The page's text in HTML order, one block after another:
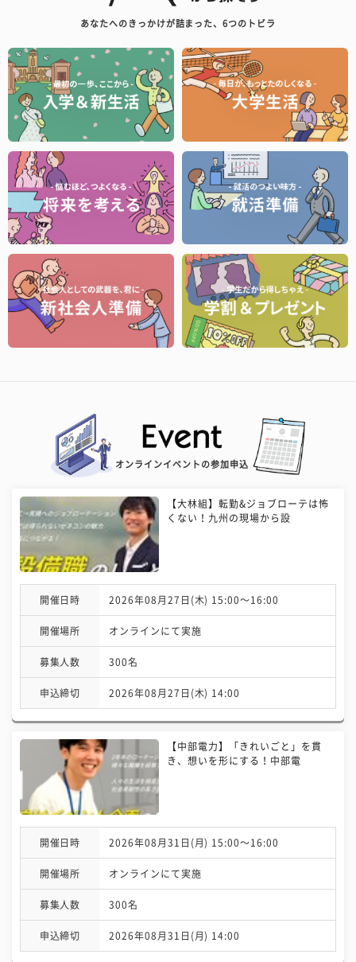
あなたへのきっかけが詰まった、6つのトビラ
オンラインイベントの参加申込
【大林組】転勤&ジョブローテは怖
くない！九州の現場から設
開催日時 2026年08月27日(木) 15:00〜16:00
開催場所 オンラインにて実施
募集人数 300名
申込締切 2026年08月27日(木) 14:00
【中部電力】「きれいごと」を貫
き、想いを形にする！中部電
開催日時 2026年08月31日(月) 15:00〜16:00
開催場所 オンラインにて実施
募集人数 300名
申込締切 2026年08月31日(月) 14:00